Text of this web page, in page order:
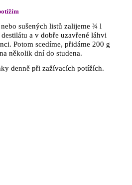
sušených listů zalijeme ¾ l
a v dobře uzavřené láhvi
Potom scedíme, přidáme 200 g
několik dní do studena.
denně při zažívacích potížích.